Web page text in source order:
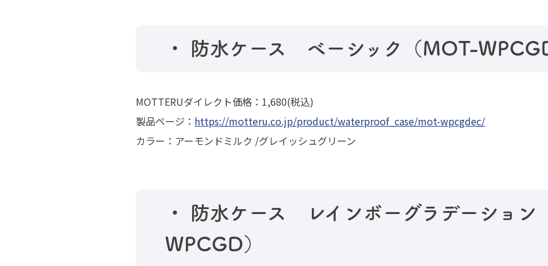
・ 防水ケース ベーシック（MOT-
MOTTERUダイレクト価格：1,680(税込)
製品ページ： https://motteru.co.jp/product/waterproof_case/mot-wpcgdec/
カラー：アーモンドミルク /グレイッシュグリーン
・ 防水ケース レインボーグラデーション
WPCGD）